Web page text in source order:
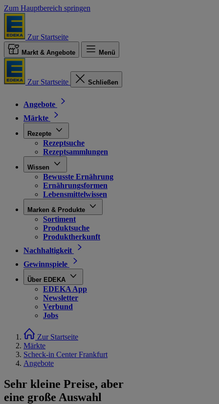
Zum Hauptbereich springen
Zur Startseite
Markt & Angebote Menü
Zur Startseite Schließen
Angebote
Märkte
Rezepte
Rezeptsuche
Rezeptsammlungen
Wissen
Bewusste Ernährung
Ernährungsformen
Lebensmittelwissen
Marken & Produkte
Sortiment
Produktsuche
Produktherkunft
Nachhaltigkeit
Gewinnspiele
Über EDEKA
EDEKA App
Newsletter
Verbund
Jobs
Zur Startseite
Märkte
Scheck-in Center Frankfurt
Angebote
Sehr kleine Preise, aber
eine große Auswahl